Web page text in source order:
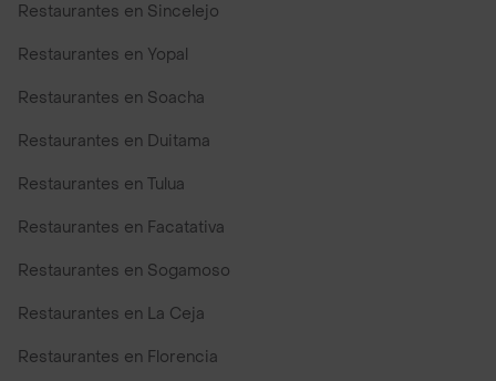
Restaurantes en Sincelejo
Restaurantes en Yopal
Restaurantes en Soacha
Restaurantes en Duitama
Restaurantes en Tulua
Restaurantes en Facatativa
Restaurantes en Sogamoso
Restaurantes en La Ceja
Restaurantes en Florencia